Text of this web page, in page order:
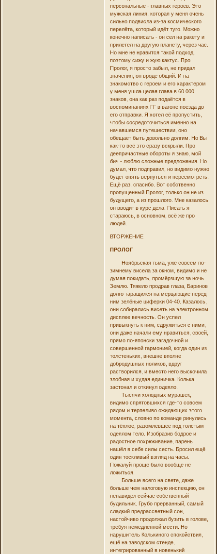
персональные - главных героев. Это
мужская линия, которая у меня очень
сильно подвисла из-за космического
перелёта, который идёт туго. Можно
конечно написать - он сел на ракету и
прилетел на другую планету, через час.
Но мне не нравится такой подход,
поэтому сижу и жую кактус. Про
Пролог, я просто забыл, не придал
значения, он вроде общий. И на
знакомство с героем и его характером
у меня ушла целая глава в 60 000
знаков, она как раз подаётся в
воспоминаниях ГГ в вагоне поезда до
его отправки. Я хотел её пропустить,
чтобы сосредоточиться именно на
начавшемся путешествии, оно
обещает быть довольно долгим. Но Вы
как-то всё это сразу вскрыли. Про
деепричастные обороты я знаю, мой
бич - люблю сложные предложения. Но
думал, что подправил, но видимо нужно
будет опять вернуться и пересмотреть.
Ещё раз, спасибо. Вот собственно
пропущенный Пролог, только он не из
будущего, а из прошлого. Мне казалось
он вводит в курс дела. Писать я
стараюсь, в основном, всё же про
людей.
ВТОРЖЕНИЕ
ПРОЛОГ
Ноябрьская тьма, уже совсем по-
зимнему висела за окном, видимо и не
думая покидать, промёрзшую за ночь
Землю. Тяжело продрав глаза, Баринов
долго таращился на мерцающие перед
ним зелёные циферки 04-40. Казалось,
они собирались висеть на электронном
дисплее вечность. Он успел
привыкнуть к ним, сдружиться с ними,
они даже начали ему нравиться, своей,
прямо по-японски загадочной и
совершенной гармонией, когда один из
толстеньких, внешне вполне
добродушных ноликов, вдруг
растворился, и вместо него выскочила
злобная и худая единичка. Колька
застонал и откинул одеяло.
Тысячи холодных мурашек,
видимо спрятовшихся где-то совсем
рядом и терпеливо ожидающих этого
момента, словно по команде ринулись
на тёплое, разомлевшее под толстым
одеялом тело. Изобразив бодрое и
радостное похрюкивание, парень
нашёл в себе силы сесть. Бросил ещё
один тоскливый взгляд на часы.
Пожалуй проще было вообще не
ложиться.
Больше всего на свете, даже
больше чем налоговую инспекцию, он
ненавидел сейчас собственный
будильник. Грубо прерванный, самый
сладкий предрассветный сон,
настойчиво продолжал бузить в голове,
требуя немедленной мести. Но
нарушитель Колькиного спокойствия,
ещё на заводском стенде,
интегрированный в новенький